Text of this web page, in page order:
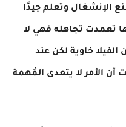
الإنشغال وتعلم جيدًا
تعمدت تجاهله فهي لا
الفيلا خاوية لكن عند
أن الأمر لا يتعدى المُهمة